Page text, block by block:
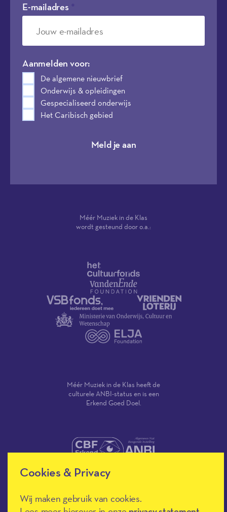
Cookies & Privacy
Wij maken gebruik van cookies.
E-mailadres
Aanmelden voor:
De algemene nieuwbrief
Onderwijs & opleidingen
Gespecialiseerd onderwijs
Het Caribisch gebied
Meld je aan
Méér Muziek in de Klas
wordt gesteund door o.a.:
Méér Muziek in de Klas heeft de
culturele ANBI-status en is een
Erkend Goed Doel.
Meer muziek in de klas, terug naar de